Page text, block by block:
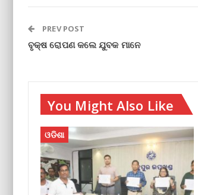
PREV POST
ବୃକ୍ଷ ରୋପଣ କଲେ ଯୁବକ ମାନେ
You Might Also Like
ଓଡିଶା